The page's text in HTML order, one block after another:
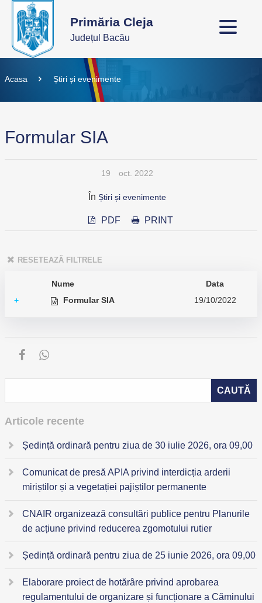
Primăria Cleja
Județul Bacău
Acasa Știri și evenimente
Formular SIA
19 oct. 2022
În Știri și evenimente
PDF PRINT
RESETEAZĂ FILTRELE
Nume
Data
+
Formular SIA 19/10/2022
Articole recente
Ședință ordinară pentru ziua de 30 iulie 2026, ora 09,00
Comunicat de presă APIA privind interdicția arderii
miriștilor și a vegetației pajiștilor permanente
CNAIR organizează consultări publice pentru Planurile
de acțiune privind reducerea zgomotului rutier
Ședință ordinară pentru ziua de 25 iunie 2026, ora 09,00
Elaborare proiect de hotărâre privind aprobarea
regulamentului de organizare și funcționare a Căminului